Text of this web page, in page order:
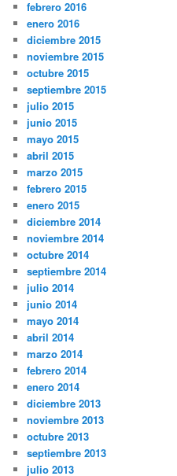
febrero 2016
enero 2016
diciembre 2015
noviembre 2015
octubre 2015
septiembre 2015
julio 2015
junio 2015
mayo 2015
abril 2015
marzo 2015
febrero 2015
enero 2015
diciembre 2014
noviembre 2014
octubre 2014
septiembre 2014
julio 2014
junio 2014
mayo 2014
abril 2014
marzo 2014
febrero 2014
enero 2014
diciembre 2013
noviembre 2013
octubre 2013
septiembre 2013
julio 2013